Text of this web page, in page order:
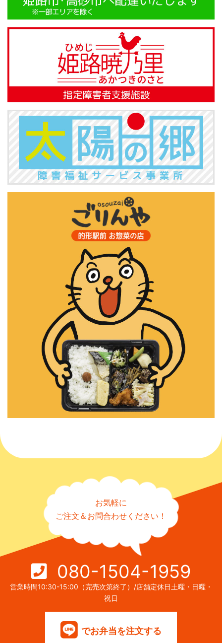
お気軽に
ご注文＆お問合わせください！
080-1504-1959
営業時間10:30-15:00（完売次第終了）/店舗定休日土曜・日曜・
祝日
でお弁当を注文する